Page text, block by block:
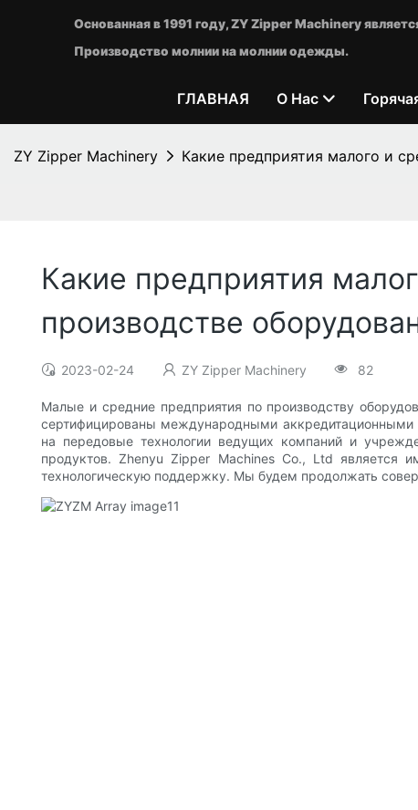
Основанная в 1991 году, ZY Zipper Machinery
Производство молнии на молнии одежды.
ГЛАВНАЯ О Нас
ZY Zipper Machinery Какие предприятия малого и
Какие предприятия
производстве
2023-02-24 ZY Zipper Machinery 82
Малые и средние предприятия по производству
сертифицированы международными аккредитационными
на передовые технологии ведущих компаний и
продуктов. Zhenyu Zipper Machines Co., Ltd является
технологическую поддержку. Мы будем продолжать